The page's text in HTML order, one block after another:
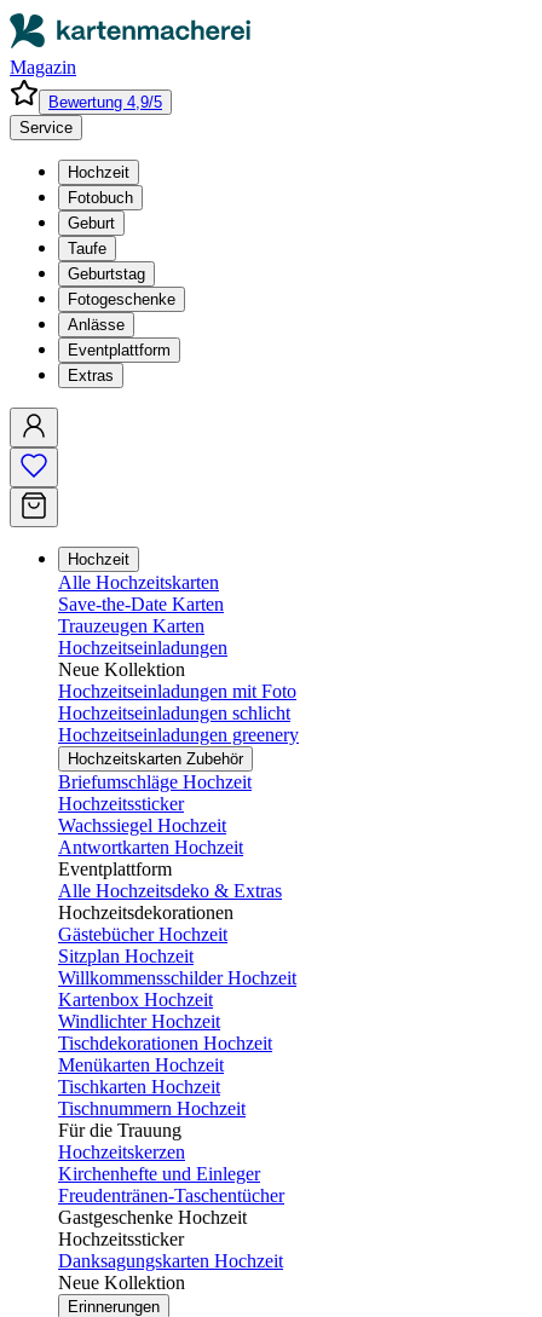
Magazin
Bewertung 4,9/5
Service
Hochzeit
Fotobuch
Geburt
Taufe
Geburtstag
Fotogeschenke
Anlässe
Eventplattform
Extras
Hochzeit
Alle Hochzeitskarten
Save-the-Date Karten
Trauzeugen Karten
Hochzeitseinladungen
Neue Kollektion
Hochzeitseinladungen mit Foto
Hochzeitseinladungen schlicht
Hochzeitseinladungen greenery
Hochzeitskarten Zubehör
Briefumschläge Hochzeit
Hochzeitssticker
Wachssiegel Hochzeit
Antwortkarten Hochzeit
Eventplattform
Alle Hochzeitsdeko & Extras
Hochzeitsdekorationen
Gästebücher Hochzeit
Sitzplan Hochzeit
Willkommensschilder Hochzeit
Kartenbox Hochzeit
Windlichter Hochzeit
Tischdekorationen Hochzeit
Menükarten Hochzeit
Tischkarten Hochzeit
Tischnummern Hochzeit
Für die Trauung
Hochzeitskerzen
Kirchenhefte und Einleger
Freudentränen-Taschentücher
Gastgeschenke Hochzeit
Hochzeitssticker
Danksagungskarten Hochzeit
Neue Kollektion
Erinnerungen